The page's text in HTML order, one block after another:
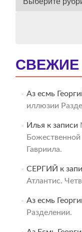
СВЕЖИЕ
Аз есмь
иллюзии
Илья к записи
Гавриила.
СЕРГИЙ к
Атлантис.
Аз есмь
Разделении.